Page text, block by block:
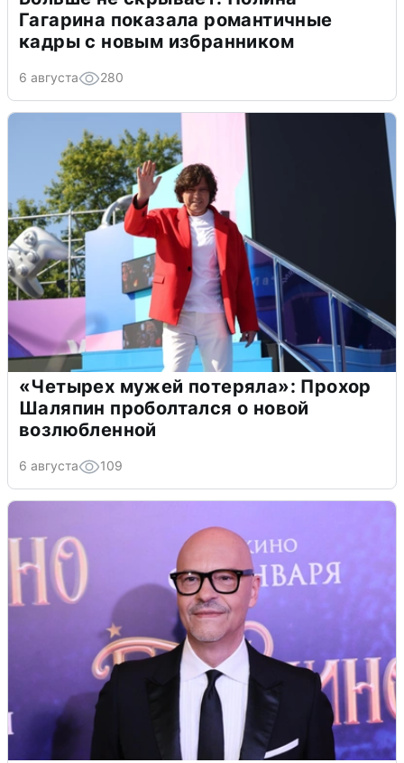
Гагарина показала романтичные
кадры с новым избранником
6 августа 280
«Четырех мужей потеряла»: Прохор
Шаляпин проболтался о новой
возлюбленной
6 августа 109